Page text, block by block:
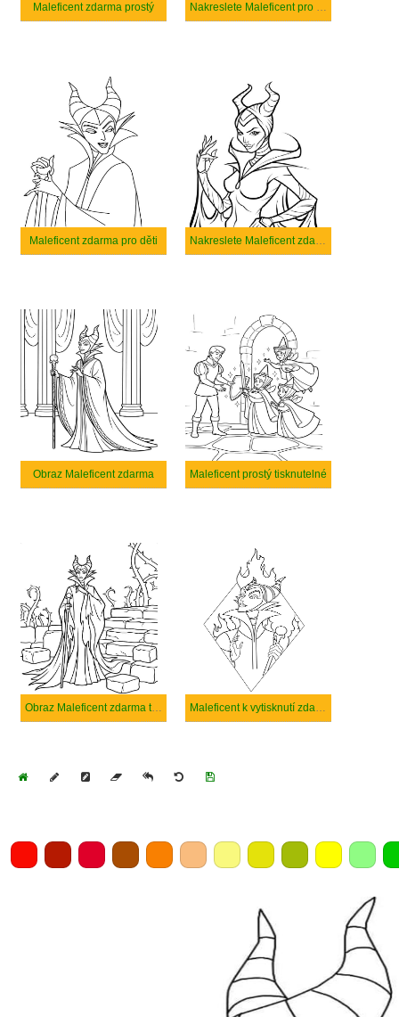
Maleficent zdarma prostý Nakreslete Maleficent pro děti
Maleficent zdarma pro děti Nakreslete Maleficent zdarma pro děti
Obraz Maleficent zdarma Maleficent prostý tisknutelné
Obraz Maleficent zdarma tisknutelné Maleficent k vytisknutí zdarma